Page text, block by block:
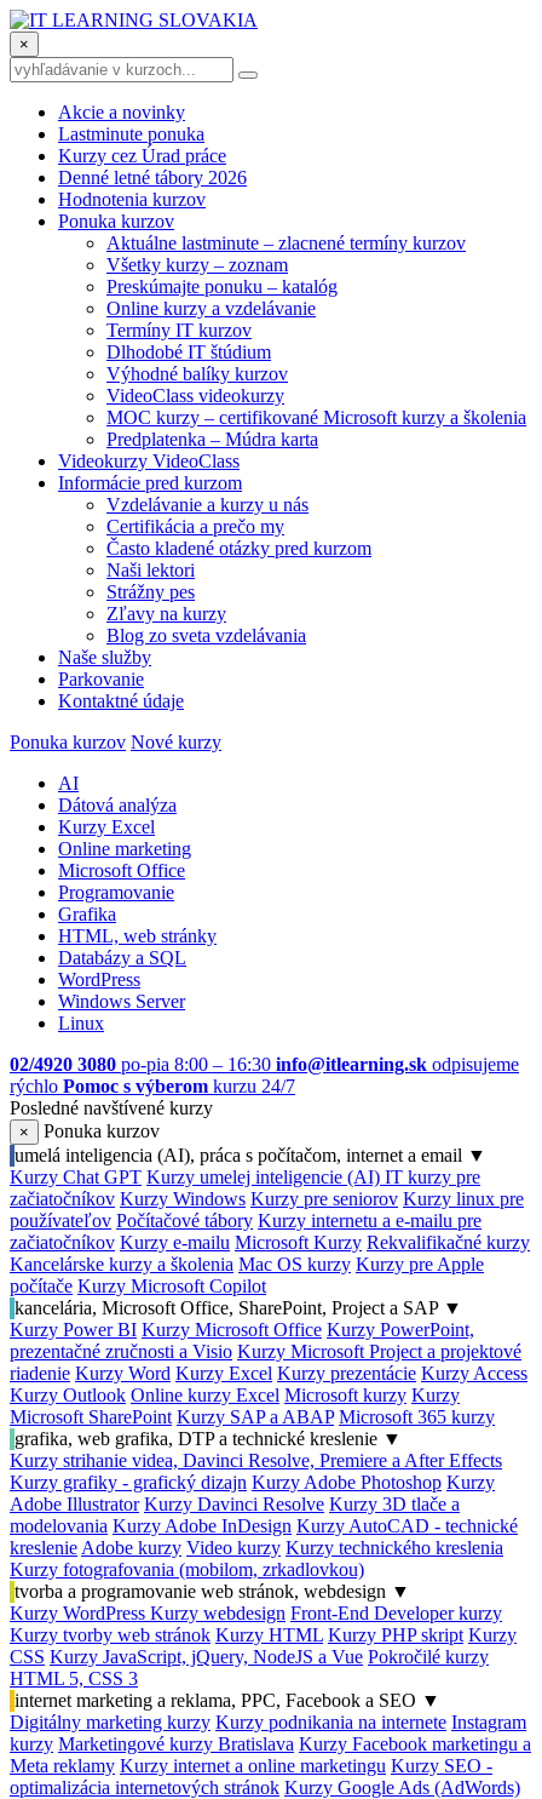
×
Akcie a novinky
Lastminute ponuka
Kurzy cez Úrad práce
Denné letné tábory 2026
Hodnotenia kurzov
Ponuka kurzov
Aktuálne lastminute – zlacnené termíny kurzov
Všetky kurzy – zoznam
Preskúmajte ponuku – katalóg
Online kurzy a vzdelávanie
Termíny IT kurzov
Dlhodobé IT štúdium
Výhodné balíky kurzov
VideoClass videokurzy
MOC kurzy – certifikované Microsoft kurzy a školenia
Predplatenka – Múdra karta
Videokurzy VideoClass
Informácie pred kurzom
Vzdelávanie a kurzy u nás
Certifikácia a prečo my
Často kladené otázky pred kurzom
Naši lektori
Strážny pes
Zľavy na kurzy
Blog zo sveta vzdelávania
Naše služby
Parkovanie
Kontaktné údaje
Ponuka kurzov Nové kurzy
AI
Dátová analýza
Kurzy Excel
Online marketing
Microsoft Office
Programovanie
Grafika
HTML, web stránky
Databázy a SQL
WordPress
Windows Server
Linux
02/4920 3080 po-pia 8:00 – 16:30 info@itlearning.sk odpisujeme
rýchlo Pomoc s výberom kurzu 24/7
Posledné navštívené kurzy
×
Ponuka kurzov
umelá inteligencia (AI), práca s počítačom, internet a email ▼
Kurzy Chat GPT Kurzy umelej inteligencie (AI) IT kurzy pre
začiatočníkov Kurzy Windows Kurzy pre seniorov Kurzy linux pre
používateľov Počítačové tábory Kurzy internetu a e-mailu pre
začiatočníkov Kurzy e-mailu Microsoft Kurzy Rekvalifikačné kurzy
Kancelárske kurzy a školenia Mac OS kurzy Kurzy pre Apple
počítače Kurzy Microsoft Copilot
kancelária, Microsoft Office, SharePoint, Project a SAP ▼
Kurzy Power BI Kurzy Microsoft Office Kurzy PowerPoint,
prezentačné zručnosti a Visio Kurzy Microsoft Project a projektové
riadenie Kurzy Word Kurzy Excel Kurzy prezentácie Kurzy Access
Kurzy Outlook Online kurzy Excel Microsoft kurzy Kurzy
Microsoft SharePoint Kurzy SAP a ABAP Microsoft 365 kurzy
grafika, web grafika, DTP a technické kreslenie ▼
Kurzy strihanie videa, Davinci Resolve, Premiere a After Effects
Kurzy grafiky - grafický dizajn Kurzy Adobe Photoshop Kurzy
Adobe Illustrator Kurzy Davinci Resolve Kurzy 3D tlače a
modelovania Kurzy Adobe InDesign Kurzy AutoCAD - technické
kreslenie Adobe kurzy Video kurzy Kurzy technického kreslenia
Kurzy fotografovania (mobilom, zrkadlovkou)
tvorba a programovanie web stránok, webdesign ▼
Kurzy WordPress Kurzy webdesign Front-End Developer kurzy
Kurzy tvorby web stránok Kurzy HTML Kurzy PHP skript Kurzy
CSS Kurzy JavaScript, jQuery, NodeJS a Vue Pokročilé kurzy
HTML 5, CSS 3
internet marketing a reklama, PPC, Facebook a SEO ▼
Digitálny marketing kurzy Kurzy podnikania na internete Instagram
kurzy Marketingové kurzy Bratislava Kurzy Facebook marketingu a
Meta reklamy Kurzy internet a online marketingu Kurzy SEO -
optimalizácia internetových stránok Kurzy Google Ads (AdWords)